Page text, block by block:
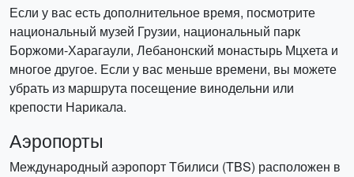
Если у вас есть дополнительное время, посмотрите
национальный музей Грузии, национальный парк
Боржоми-Харагаули, Лебанонский монастырь Мцхета и
многое другое. Если у вас меньше времени, вы можете
убрать из маршрута посещение винодельни или
крепости Нарикала.
Аэропорты
Международный аэропорт Тбилиси (TBS) расположен в